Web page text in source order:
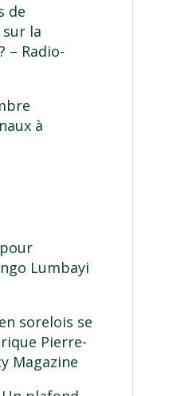
de
la
– Radio-
à
Lumbayi
sorelois se
Pierre-
Magazine